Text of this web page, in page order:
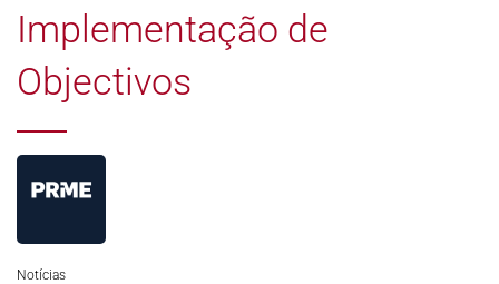
Implementação de
Objectivos
Notícias